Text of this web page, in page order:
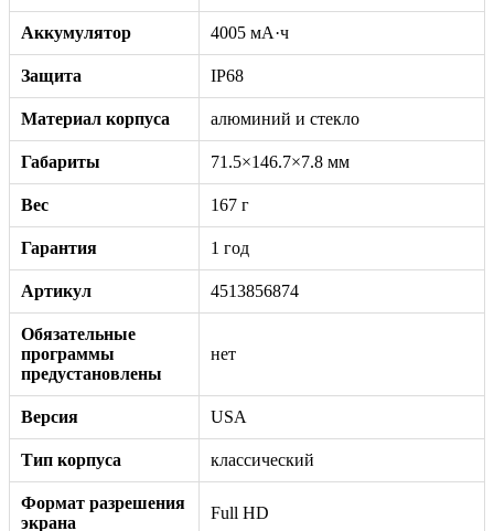
Аккумулятор 4005 мА·ч
Защита IP68
Материал корпуса алюминий и стекло
Габариты 71.5×146.7×7.8 мм
Вес 167 г
Гарантия 1 год
Артикул 4513856874
Обязательные
программы
предустановлены
нет
Версия USA
Тип корпуса классический
Формат разрешения
экрана
Full HD